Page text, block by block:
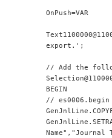
OnPush=VAR
export.';
// Add the
BEGIN
// es0006.begin
Name","Journal